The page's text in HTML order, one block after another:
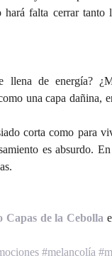
falta cerrar
llena de energía?
una capa dañina,
corta como para
es absurdo.
Capas de la Cebolla
#melancolía